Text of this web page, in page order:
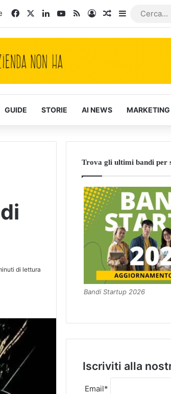
FacebookLinkedInYou Tube
RSSAccediArticoli Casuali
Barra
GUIDE STORIE AI NEWS MARKETING
di lettura
Trova gli ultimi bandi per
Bandi Startup 2026
Iscriviti alla
Email*